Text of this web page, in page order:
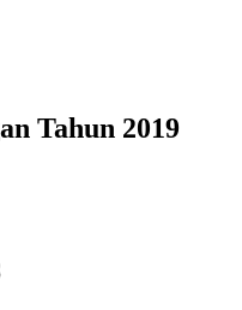
Tahun 2019